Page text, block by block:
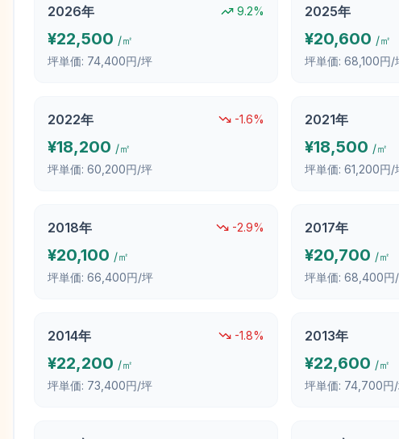
2026年 9.2%
¥22,500 /㎡
坪単価: 74,400円/坪
2025年
¥20,600 /㎡
坪単価: 68,100円/
2022年 -1.6%
¥18,200 /㎡
坪単価: 60,200円/坪
2021年
¥18,500 /㎡
坪単価: 61,200円/
2018年 -2.9%
¥20,100 /㎡
坪単価: 66,400円/坪
2017年
¥20,700 /㎡
坪単価: 68,400円
2014年 -1.8%
¥22,200 /㎡
坪単価: 73,400円/坪
2013年
¥22,600 /㎡
坪単価: 74,700円